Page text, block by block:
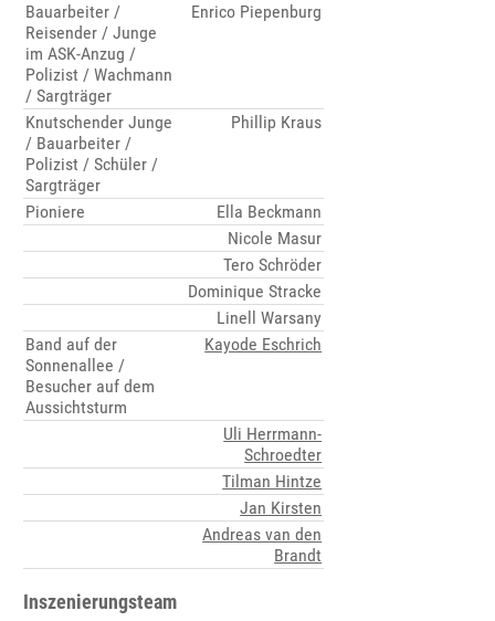
Bauarbeiter /
Reisender / Junge
im ASK-Anzug /
Polizist / Wachmann
/ Sargträger
Enrico Piepenburg
Knutschender Junge
/ Bauarbeiter /
Polizist / Schüler /
Sargträger
Phillip Kraus
Pioniere
Ella Beckmann
Nicole Masur
Tero Schröder
Dominique Stracke
Linell Warsany
Band auf der
Sonnenallee /
Besucher auf dem
Aussichtsturm
Kayode Eschrich
Uli Herrmann-
Schroedter
Tilman Hintze
Jan Kirsten
Andreas van den
Brandt
Inszenierungsteam